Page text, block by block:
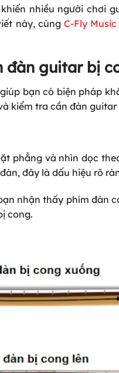
nhiều người chơi
này, cùngC-Fly Music
đàn guitar bị
bạn có biện pháp
kiểm tra cần đàn guitar
phẳng và nhìn dọc
đây là dấu hiệu rõ
nhận thấy phím đàn
cong.